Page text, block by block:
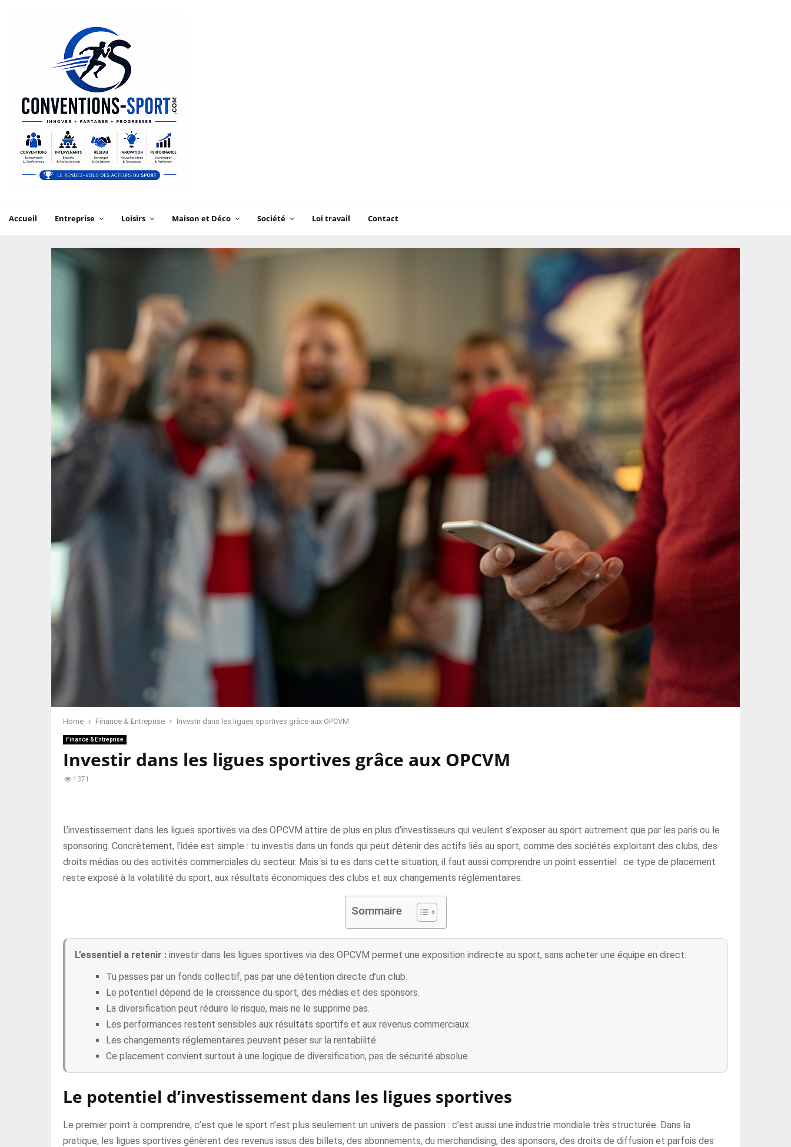
Accueil Entreprise Loisirs Maison et Déco Société Loi travail Contact
Home Finance & Entreprise Investir dans les ligues sportives grâce aux OPCVM
Finance & Entreprise
Investir dans les ligues sportives grâce aux OPCVM
1371
L’investissement dans les ligues sportives via des OPCVM attire de plus en plus d’investisseurs qui veulent s’exposer au sport autrement que par les paris ou le
sponsoring. Concrètement, l’idée est simple : tu investis dans un fonds qui peut détenir des actifs liés au sport, comme des sociétés exploitant des clubs, des
droits médias ou des activités commerciales du secteur. Mais si tu es dans cette situation, il faut aussi comprendre un point essentiel : ce type de placement
reste exposé à la volatilité du sport, aux résultats économiques des clubs et aux changements réglementaires.
Sommaire
L’essentiel a retenir : investir dans les ligues sportives via des OPCVM permet une exposition indirecte au sport, sans acheter une équipe en direct.
Tu passes par un fonds collectif, pas par une détention directe d’un club.
Le potentiel dépend de la croissance du sport, des médias et des sponsors.
La diversification peut réduire le risque, mais ne le supprime pas.
Les performances restent sensibles aux résultats sportifs et aux revenus commerciaux.
Les changements réglementaires peuvent peser sur la rentabilité.
Ce placement convient surtout à une logique de diversification, pas de sécurité absolue.
Le potentiel d’investissement dans les ligues sportives
Le premier point à comprendre, c’est que le sport n’est plus seulement un univers de passion : c’est aussi une industrie mondiale très structurée. Dans la
pratique, les ligues sportives génèrent des revenus issus des billets, des abonnements, du merchandising, des sponsors, des droits de diffusion et parfois des